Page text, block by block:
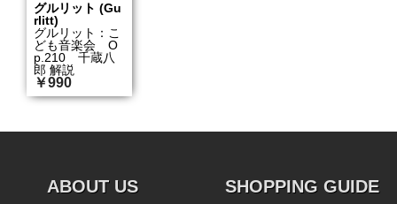
グルリット (Gu
rlitt)
グルリット：こ
ども音楽会 O
p.210 千蔵八
郎 解説
￥990
ABOUT US SHOPPING GUIDE